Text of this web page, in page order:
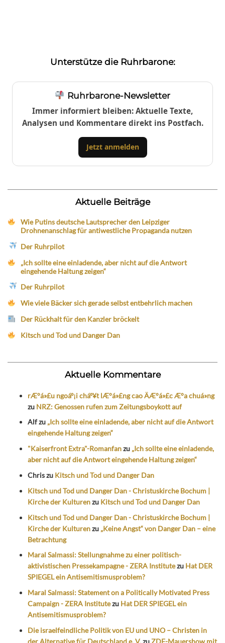
Unterstütze die Ruhrbarone:
Ruhrbarone-Newsletter
Immer informiert bleiben: Aktuelle Texte,
Analysen und Kommentare direkt ins Postfach.
Jetzt anmelden
Aktuelle Beiträge
Wie Putins deutsche Lautsprecher den Leipziger
Drohnenanschlag für antiwestliche Propaganda nutzen
Der Ruhrpilot
„Ich sollte eine einladende, aber nicht auf die Antwort
eingehende Haltung zeigen“
Der Ruhrpilot
Wie viele Bäcker sich gerade selbst entbehrlich machen
Der Rückhalt für den Kanzler bröckelt
Kitsch und Tod und Danger Dan
Aktuelle Kommentare
rÆ°á»£u ngoáº¡i cháº¥t lÆ°á»£ng cao ÄÆ°á»£c Æ°a chuá»ng
zu NRZ: Genossen rufen zum Zeitungsboykott auf
Alfzu „Ich sollte eine einladende, aber nicht auf die Antwort
eingehende Haltung zeigen“
"Kaiserfront Extra"-Romanfanzu „Ich sollte eine einladende,
aber nicht auf die Antwort eingehende Haltung zeigen“
Chriszu Kitsch und Tod und Danger Dan
Kitsch und Tod und Danger Dan - Christuskirche Bochum |
Kirche der Kulturenzu Kitsch und Tod und Danger Dan
Kitsch und Tod und Danger Dan - Christuskirche Bochum |
Kirche der Kulturenzu „Keine Angst“ von Danger Dan – eine
Betrachtung
Maral Salmassi: Stellungnahme zu einer politisch-
aktivistischen Pressekampagne - ZERA Institutezu Hat DER
SPIEGEL ein Antisemitismusproblem?
Maral Salmassi: Statement on a Politically Motivated Press
Campaign - ZERA Institutezu Hat DER SPIEGEL ein
Antisemitismusproblem?
Die israelfeindliche Politik von EU und UNO – Christen in
der Alternative für Deutschland e. V.zuZDF-Mauershow mit